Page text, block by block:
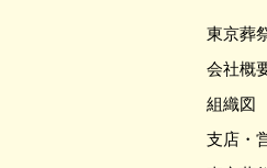
東京葬
会社概
組織図
支店・